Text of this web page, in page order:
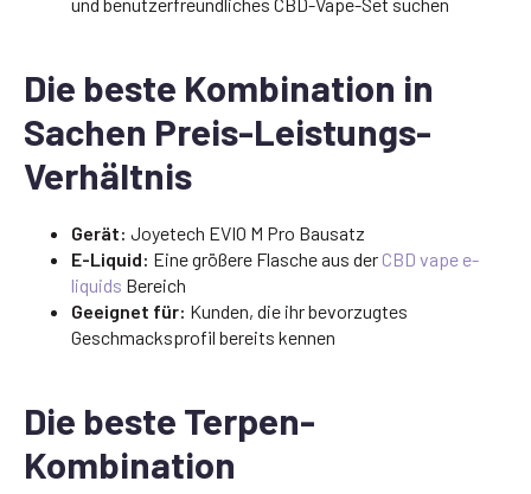
und benutzerfreundliches CBD-Vape-Set suchen
Die beste Kombination in
Sachen Preis-Leistungs-
Verhältnis
Gerät: Joyetech EVIO M Pro Bausatz
E-Liquid: Eine größere Flasche aus der CBD vape e-
liquids Bereich
Geeignet für: Kunden, die ihr bevorzugtes
Geschmacksprofil bereits kennen
Die beste Terpen-
Kombination